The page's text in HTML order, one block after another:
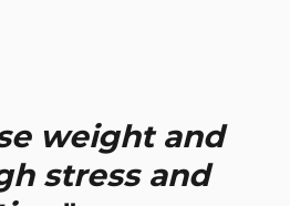
weight and
stress and